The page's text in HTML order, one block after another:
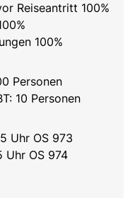
Reiseantritt 100%
100%
Personen
10 Personen
Uhr OS 973
Uhr OS 974